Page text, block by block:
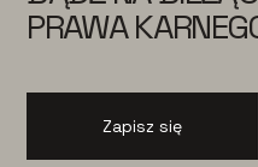
PRAWA
Zapisz się